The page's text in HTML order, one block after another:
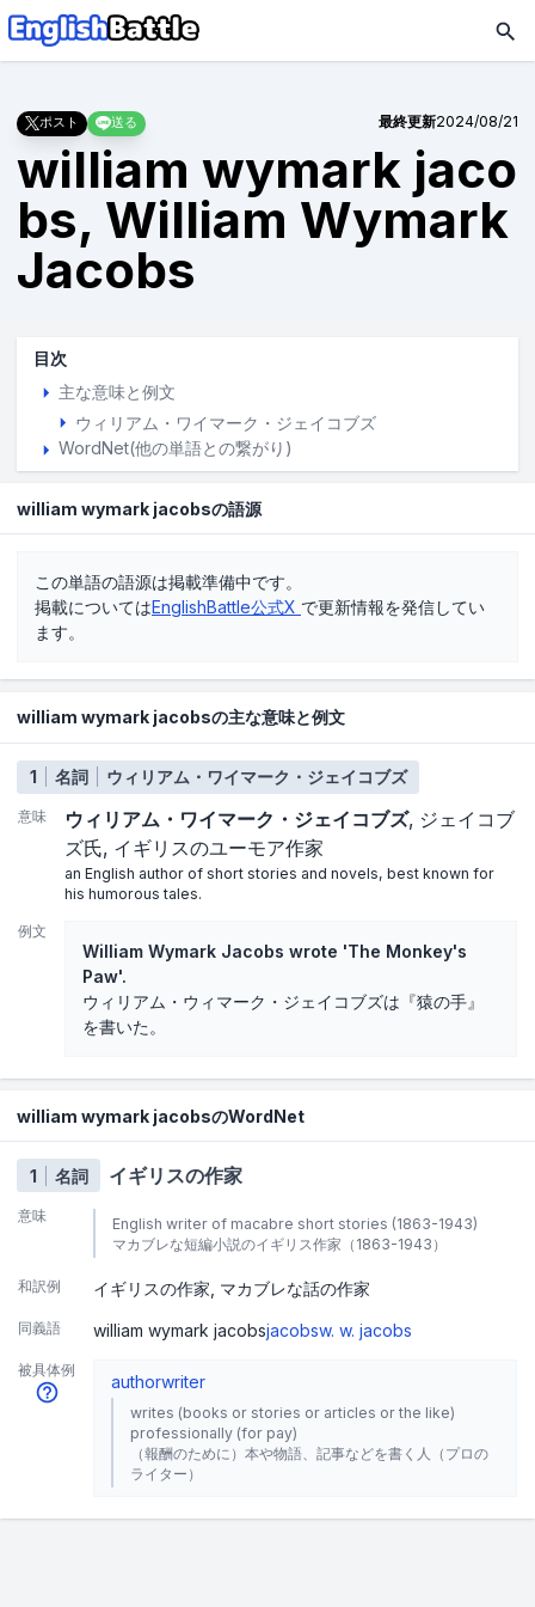
ポスト 送る 最終更新2024/08/21
william wymark jaco
bs, William Wymark
Jacobs
目次
主な意味と例文
ウィリアム・ワイマーク・ジェイコブズ
WordNet(他の単語との繋がり)
william wymark jacobsの語源
この単語の語源は掲載準備中です。
掲載についてはEnglishBattle公式X で更新情報を発信してい
ます。
william wymark jacobsの主な意味と例文
1 名詞 ウィリアム・ワイマーク・ジェイコブズ
意味 ウィリアム・ワイマーク・ジェイコブズ ジェイコブ
ズ氏 イギリスのユーモア作家
an English author of short stories and novels, best known for
his humorous tales.
例文
William Wymark Jacobs wrote 'The Monkey's
Paw'.
ウィリアム・ウィマーク・ジェイコブズは『猿の手』
を書いた。
william wymark jacobsのWordNet
1 名詞 イギリスの作家
意味
English writer of macabre short stories (1863-1943)
マカブレな短編小説のイギリス作家（1863-1943）
和訳例 イギリスの作家 マカブレな話の作家
同義語 william wymark jacobsjacobsw. w. jacobs
被具体例
authorwriter
writes (books or stories or articles or the like)
professionally (for pay)
（報酬のために）本や物語、記事などを書く人（プロの
ライター）